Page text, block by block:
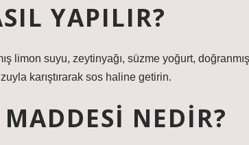
YAPILIR?
limon suyu, zeytinyağı, süzme yoğurt,
karıştırarak sos haline getirin.
NEDIR?